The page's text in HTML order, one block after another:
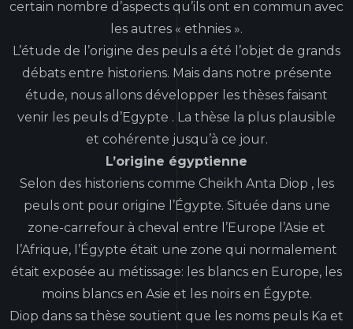
certain nombre d’aspects qu’ils ont en commun avec
les autres « ethnies ».
L’étude de l’origine des peuls a été l’objet de grands
débats entre historiens. Mais dans notre présente
étude, nous allons développer les thèses faisant
venir les peuls d’Egypte . La thèse la plus plausible
et cohérente jusqu’à ce jour.
L’origine égyptienne
Selon des historiens comme Cheikh Anta Diop , les
peuls ont pour origine l’Égypte. Située dans une
zone-carrefour à cheval entre l’Europe l’Asie et
l’Afrique, l’Égypte était une zone qui normalement
était exposée au métissage: les blancs en Europe, les
moins blancs en Asie et les noirs en Égypte.
Diop dans sa thèse soutient que les noms peuls Ka et